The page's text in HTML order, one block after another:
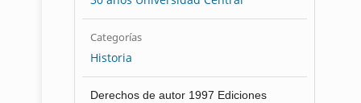
Categorías
Historia
Derechos de autor 1997 Ediciones